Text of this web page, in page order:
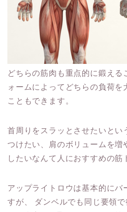
どちらの筋肉も重点的に鍛える
ォームによってどちらの負荷を
こともできます。
首周りをスラッとさせたいとい
つけたい、肩のボリュームを増
したいなんて人におすすめの筋
アップライトロウは基本的にバ
すが、
ダンベルでも同じ要領